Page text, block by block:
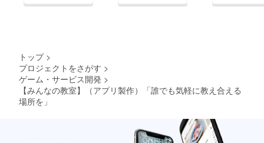
トップ >
プロジェクトをさがす >
ゲーム・サービス開発 >
【みんなの教室】（アプリ製作）「誰でも気軽に教え合える
場所を」